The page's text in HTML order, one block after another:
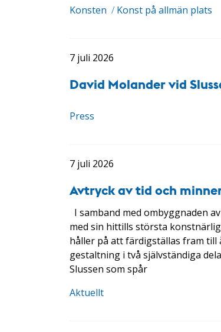
Konsten / Konst på allmän plats
7 juli 2026
David Molander vid
Press
7 juli 2026
Avtryck av tid och
I samband med ombyggnaden
med sin hittills största
håller på att färdigställas fram till
gestaltning i två självständiga
Slussen som spår
Aktuellt